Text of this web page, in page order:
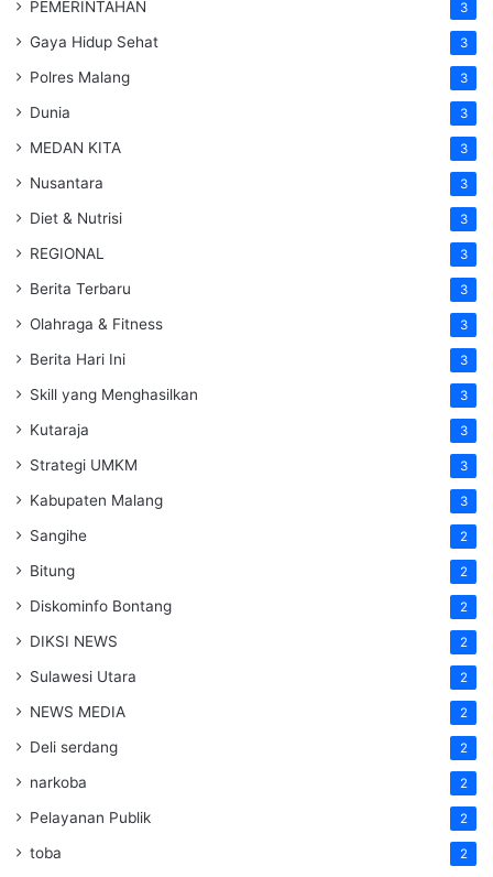
PEMERINTAHAN 3
Gaya Hidup Sehat 3
Polres Malang 3
Dunia 3
MEDAN KITA 3
Nusantara 3
Diet & Nutrisi 3
REGIONAL 3
Berita Terbaru 3
Olahraga & Fitness 3
Berita Hari Ini 3
Skill yang Menghasilkan 3
Kutaraja 3
Strategi UMKM 3
Kabupaten Malang 3
Sangihe 2
Bitung 2
Diskominfo Bontang 2
DIKSI NEWS 2
Sulawesi Utara 2
NEWS MEDIA 2
Deli serdang 2
narkoba 2
Pelayanan Publik 2
toba 2